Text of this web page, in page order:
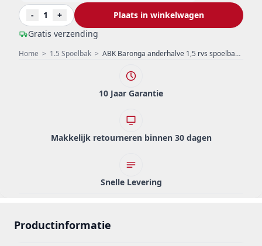
Home > 1.5 Spoelbak > ABK Baronga anderhalve 1,5 rvs spoelbak 34x40+15x40cm onderbouw BAR3415f
Gratis verzending
-
1 + Plaats in winkelwagen
10 Jaar Garantie
Makkelijk retourneren binnen 30 dagen
Snelle Levering
Productinformatie